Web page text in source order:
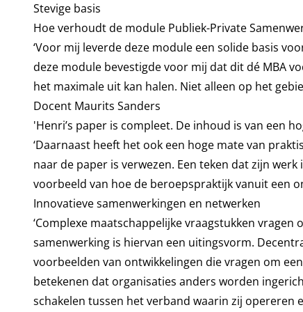
Stevige basis
Hoe verhoudt de module Publiek-Private
‘Voor mij leverde deze module een solide basis
deze module bevestigde voor mij dat dit dé MBA
het maximale uit kan halen. Niet alleen op het
Docent Maurits Sanders
'Henri’s paper is compleet. De inhoud is van een
‘Daarnaast heeft het ook een hoge mate van
naar de paper is verwezen. Een teken dat zijn
voorbeeld van hoe de beroepspraktijk vanuit een
Innovatieve samenwerkingen en netwerken
‘Complexe maatschappelijke vraagstukken vragen
samenwerking is hiervan een uitingsvorm.
voorbeelden van ontwikkelingen die vragen om
betekenen dat organisaties anders worden
schakelen tussen het verband waarin zij opereren